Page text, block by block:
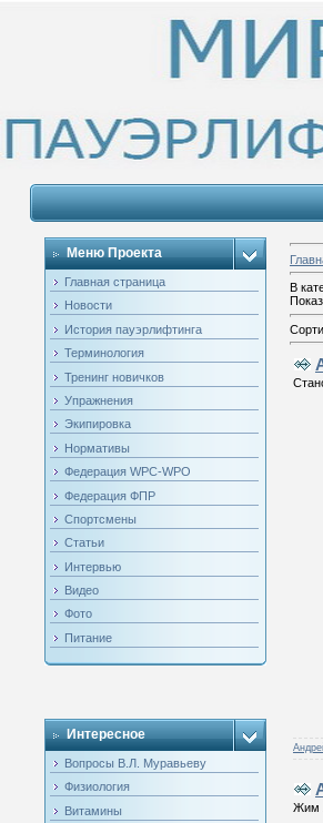
Меню Проекта
Главная страница
Новости
История пауэрлифтинга
Терминология
Тренинг новичков
Упражнения
Экипировка
Нормативы
Федерация WPC-WPO
Федерация ФПР
Спортсмены
Статьи
Интервью
Видео
Фото
Питание
Интересное
Вопросы В.Л. Муравьеву
Физиология
Витамины
В
Жим